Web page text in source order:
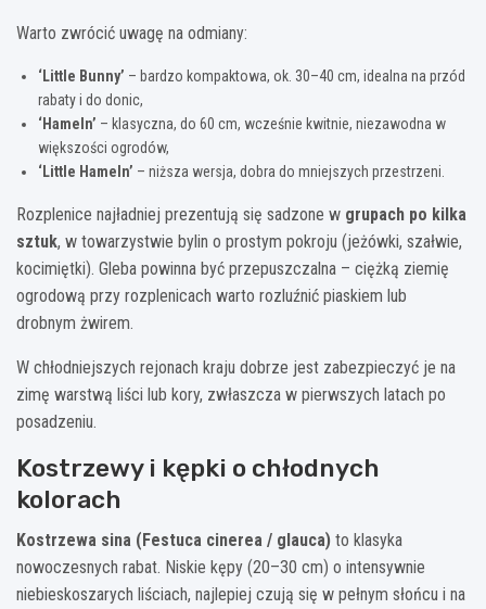
Warto zwrócić uwagę na odmiany:
‘Little Bunny’ – bardzo kompaktowa, ok. 30–40 cm, idealna na przód
rabaty i do donic,
‘Hameln’ – klasyczna, do 60 cm, wcześnie kwitnie, niezawodna w
większości ogrodów,
‘Little Hameln’ – niższa wersja, dobra do mniejszych przestrzeni.
Rozplenice najładniej prezentują się sadzone w grupach po kilka
sztuk, w towarzystwie bylin o prostym pokroju (jeżówki, szałwie,
kocimiętki). Gleba powinna być przepuszczalna – ciężką ziemię
ogrodową przy rozplenicach warto rozluźnić piaskiem lub
drobnym żwirem.
W chłodniejszych rejonach kraju dobrze jest zabezpieczyć je na
zimę warstwą liści lub kory, zwłaszcza w pierwszych latach po
posadzeniu.
Kostrzewy i kępki o chłodnych
kolorach
Kostrzewa sina (Festuca cinerea / glauca) to klasyka
nowoczesnych rabat. Niskie kępy (20–30 cm) o intensywnie
niebieskoszarych liściach, najlepiej czują się w pełnym słońcu i na